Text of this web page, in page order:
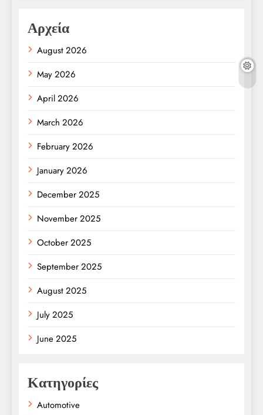
Αρχεία
August 2026
May 2026
April 2026
March 2026
February 2026
January 2026
December 2025
November 2025
October 2025
September 2025
August 2025
July 2025
June 2025
Κατηγορίες
Automotive